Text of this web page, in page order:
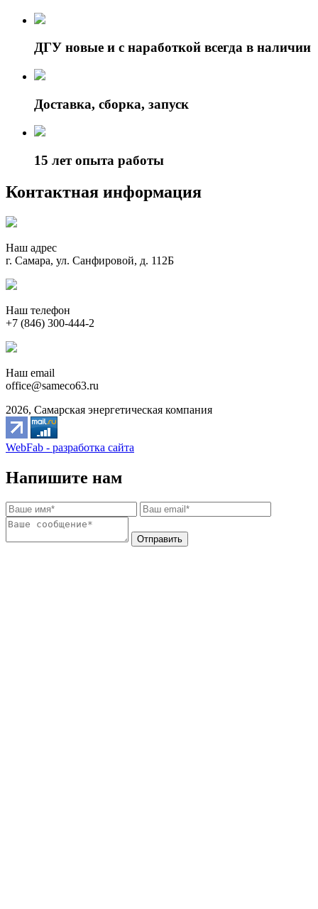
ДГУ новые и с наработкой всегда в наличии
Доставка, сборка, запуск
15 лет опыта работы
Контактная информация
Наш адрес
г. Самара, ул. Санфировой, д. 112Б
Наш телефон
+7 (846) 300-444-2
Наш email
office@sameco63.ru
2026, Самарская энергетическая компания
WebFab - разработка сайта
Напишите нам